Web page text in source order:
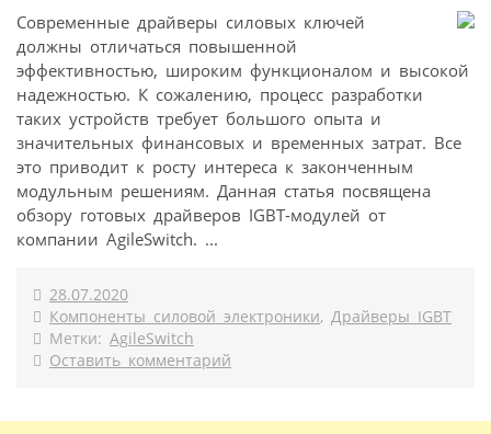
Современные драйверы силовых ключей
должны отличаться повышенной
эффективностью, широким функционалом и высокой
надежностью. К сожалению, процесс разработки
таких устройств требует большого опыта и
значительных финансовых и временных затрат. Все
это приводит к росту интереса к законченным
модульным решениям. Данная статья посвящена
обзору готовых драйверов IGBT-модулей от
компании AgileSwitch. ...
28.07.2020
Компоненты силовой электроники, Драйверы IGBT
Метки: AgileSwitch
Оставить комментарий